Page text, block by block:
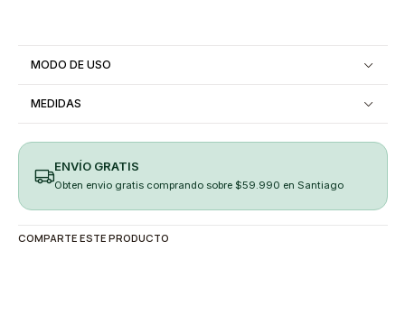
MODO DE USO
MEDIDAS
ENVÍO GRATIS
Obten envio gratis comprando sobre $59.990 en Santiago
COMPARTE ESTE PRODUCTO